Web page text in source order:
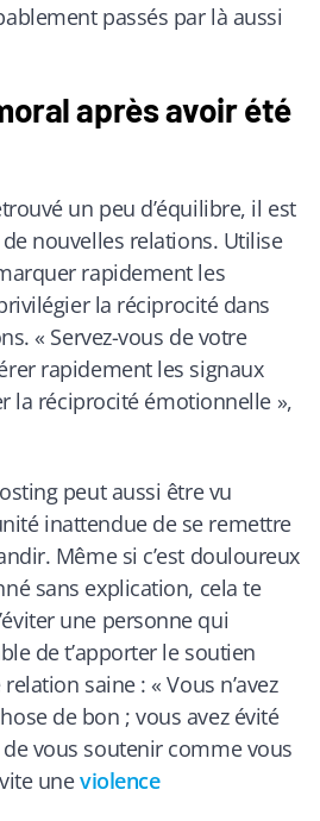
passés par là aussi
après avoir été
un peu d’équilibre, il est
de nouvelles relations. Utilise
rapidement les
la réciprocité dans
« Servez-vous de votre
rapidement les signaux
la réciprocité émotionnelle »,
peut aussi être vu
inattendue de se remettre
Même si c’est douloureux
sans explication, cela te
une personne qui
de t’apporter le soutien
saine : « Vous n’avez
de bon ; vous avez évité
vous soutenir comme vous
uneviolence